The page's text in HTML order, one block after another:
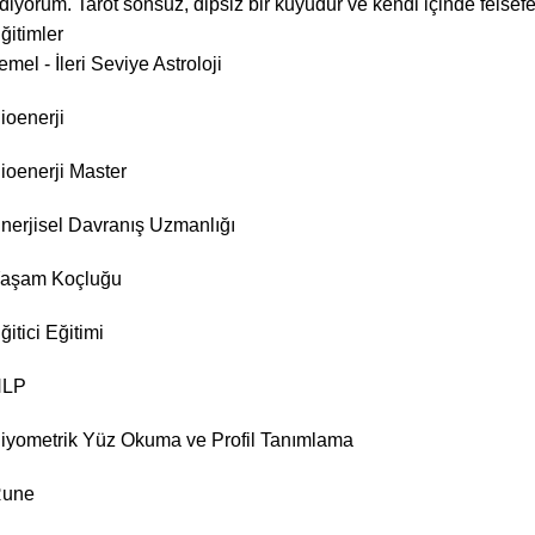
Tarot sonsuz, dipsiz bir kuyudur ve kendi içinde
- İleri Seviye Astroloji
Master
Davranış Uzmanlığı
Koçluğu
Eğitimi
Yüz Okuma ve Profil Tanımlama